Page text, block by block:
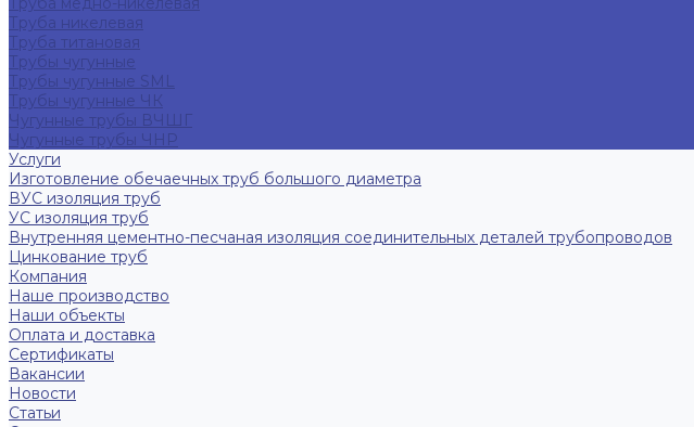
Труба никелевая
Труба титановая
Трубы чугунные
Трубы чугунные SML
Трубы чугунные ЧК
Чугунные трубы ВЧШГ
Чугунные трубы ЧНР
Услуги
Изготовление обечаечных труб большого диаметра
ВУС изоляция труб
УС изоляция труб
Внутренняя цементно-песчаная изоляция соединительных деталей трубопроводов
Цинкование труб
Компания
Наше производство
Наши объекты
Оплата и доставка
Сертификаты
Вакансии
Новости
Статьи